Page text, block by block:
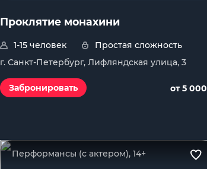
Проклятие монахини
1-15 человек
Простая сложность
г. Санкт-Петербург, Лифляндская улица, 3
Забронировать от 5 000
Перформансы (с актером), 14+